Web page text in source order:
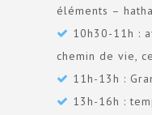
éléments –
10h30-11h :
chemin de vie,
11h-13h :
13h-16h :